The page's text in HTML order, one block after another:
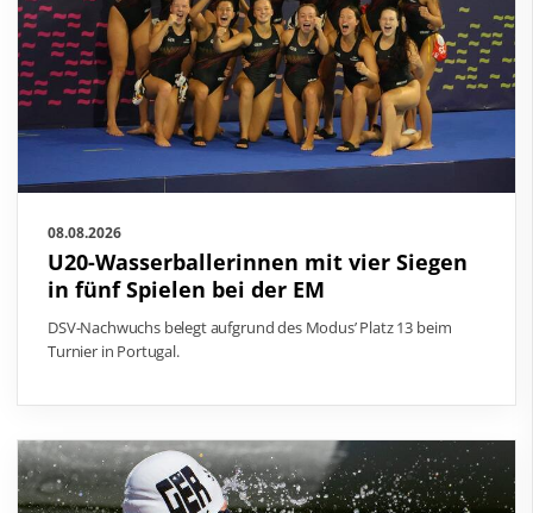
08.08.2026
U20-Wasserballerinnen mit vier Siegen
in fünf Spielen bei der EM
DSV-Nachwuchs belegt aufgrund des Modus’ Platz 13 beim
Turnier in Portugal.